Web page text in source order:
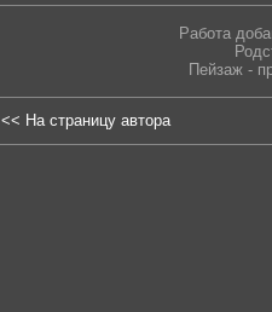
Работа
Пейзаж -
<< На страницу автора